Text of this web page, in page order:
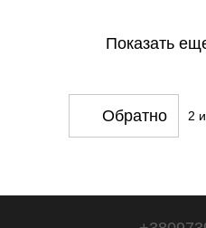
Показать
Обратно 2